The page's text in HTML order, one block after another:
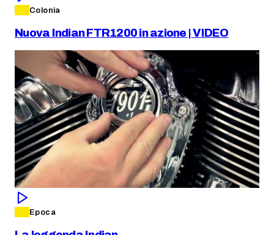
Colonia
Nuova Indian FTR1200 in azione | VIDEO
Epoca